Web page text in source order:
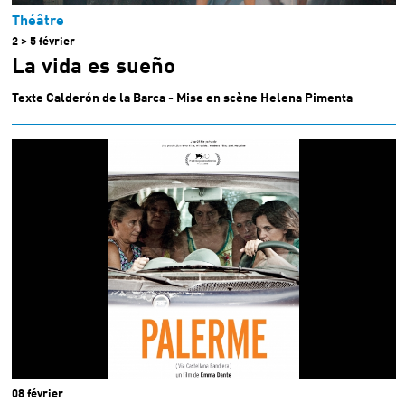
Théâtre
2 > 5 février
La vida es sueño
Texte Calderón de la Barca - Mise en scène Helena Pimenta
08 février